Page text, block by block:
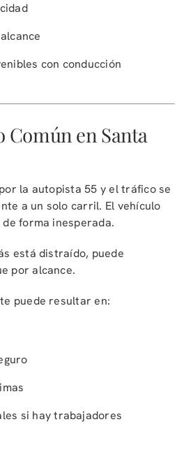
con conducción
Común en Santa
la autopista 55 y el tráfico se
a un solo carril. El vehículo
forma inesperada.
está distraído, puede
por alcance.
puede resultar en:
si hay trabajadores